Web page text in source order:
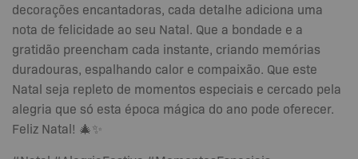
decorações encantadoras, cada detalhe adiciona uma
nota de felicidade ao seu Natal. Que a bondade e a
gratidão preencham cada instante, criando memórias
duradouras, espalhando calor e compaixão. Que este
Natal seja repleto de momentos especiais e cercado pela
alegria que só esta época mágica do ano pode oferecer.
Feliz Natal! 🎄✨